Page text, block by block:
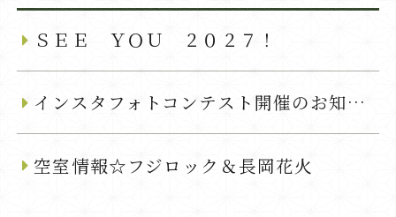
ＳＥＥ ＹＯＵ ２０２７！
インスタフォトコンテスト開催のお知らせ
空室情報☆フジロック＆長岡花火